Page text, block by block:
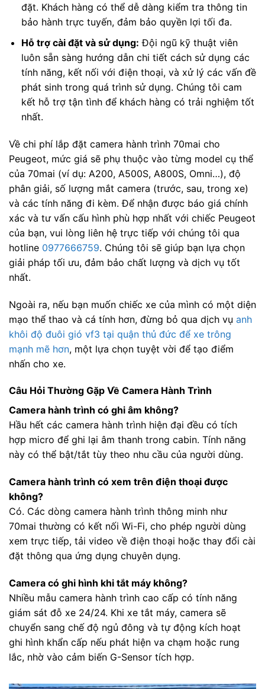
đặt. Khách hàng có thể dễ dàng kiểm tra thông tin
bảo hành trực tuyến, đảm bảo quyền lợi tối đa.
Hỗ trợ cài đặt và sử dụng: Đội ngũ kỹ thuật viên
luôn sẵn sàng hướng dẫn chi tiết cách sử dụng các
tính năng, kết nối với điện thoại, và xử lý các vấn đề
phát sinh trong quá trình sử dụng. Chúng tôi cam
kết hỗ trợ tận tình để khách hàng có trải nghiệm tốt
nhất.
Về chi phí lắp đặt camera hành trình 70mai cho
Peugeot, mức giá sẽ phụ thuộc vào từng model cụ thể
của 70mai (ví dụ: A200, A500S, A800S, Omni…), độ
phân giải, số lượng mắt camera (trước, sau, trong xe)
và các tính năng đi kèm. Để nhận được báo giá chính
xác và tư vấn cấu hình phù hợp nhất với chiếc Peugeot
của bạn, vui lòng liên hệ trực tiếp với chúng tôi qua
hotline 0977666759. Chúng tôi sẽ giúp bạn lựa chọn
giải pháp tối ưu, đảm bảo chất lượng và dịch vụ tốt
nhất.
Ngoài ra, nếu bạn muốn chiếc xe của mình có một diện
mạo thể thao và cá tính hơn, đừng bỏ qua dịch vụ anh
khôi độ đuôi gió vf3 tại quận thủ đức để xe trông
mạnh mẽ hơn, một lựa chọn tuyệt vời để tạo điểm
nhấn cho xe.
Câu Hỏi Thường Gặp Về Camera Hành Trình
Camera hành trình có ghi âm không?
Hầu hết các camera hành trình hiện đại đều có tích
hợp micro để ghi lại âm thanh trong cabin. Tính năng
này có thể bật/tắt tùy theo nhu cầu của người dùng.
Camera hành trình có xem trên điện thoại được
không?
Có. Các dòng camera hành trình thông minh như
70mai thường có kết nối Wi-Fi, cho phép người dùng
xem trực tiếp, tải video về điện thoại hoặc thay đổi cài
đặt thông qua ứng dụng chuyên dụng.
Camera có ghi hình khi tắt máy không?
Nhiều mẫu camera hành trình cao cấp có tính năng
giám sát đỗ xe 24/24. Khi xe tắt máy, camera sẽ
chuyển sang chế độ ngủ đông và tự động kích hoạt
ghi hình khẩn cấp nếu phát hiện va chạm hoặc rung
lắc, nhờ vào cảm biến G-Sensor tích hợp.